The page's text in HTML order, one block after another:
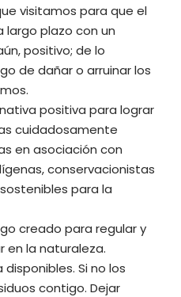
visitamos para que el
largo plazo con un
positivo; de lo
de dañar o arruinar los
positiva para lograr
cuidadosamente
en asociación con
conservacionistas
para la
creado para regular y
la naturaleza.
Si no los
contigo. Dejar